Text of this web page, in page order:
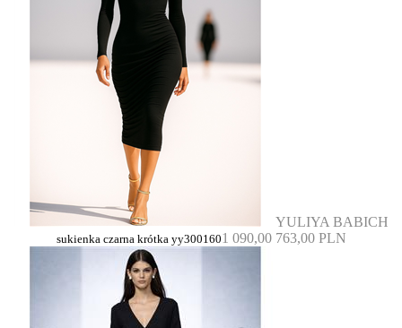
YULIYA BABICH
sukienka czarna krótka yy3001601 090,00 763,00 PLN